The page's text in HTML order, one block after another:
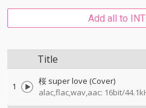
Add all to
Title
1
桜 super love (Cover)
alac,flac,wav,aac: 16bit/